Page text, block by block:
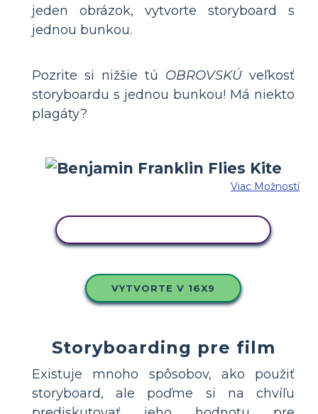
jeden obrázok, vytvorte storyboard s
jednou bunkou.
Pozrite si nižšie tú OBROVSKÚ veľkosť
storyboardu s jednou bunkou! Má niekto
plagáty?
Viac Možností
VYTVORTE V 16X9
Storyboarding pre film
Existuje mnoho spôsobov, ako použiť
storyboard, ale poďme si na chvíľu